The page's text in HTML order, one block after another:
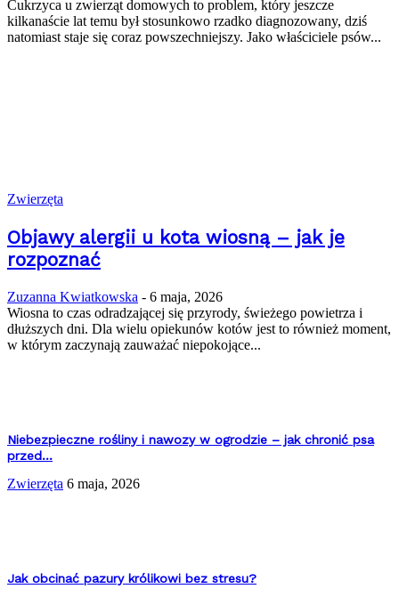
Cukrzyca u zwierząt domowych to problem, który jeszcze
kilkanaście lat temu był stosunkowo rzadko diagnozowany, dziś
natomiast staje się coraz powszechniejszy. Jako właściciele psów...
Zwierzęta
Objawy alergii u kota wiosną – jak je
rozpoznać
Zuzanna Kwiatkowska - 6 maja, 2026
Wiosna to czas odradzającej się przyrody, świeżego powietrza i
dłuższych dni. Dla wielu opiekunów kotów jest to również moment,
w którym zaczynają zauważać niepokojące...
Niebezpieczne rośliny i nawozy w ogrodzie – jak chronić psa
przed...
Zwierzęta 6 maja, 2026
Jak obcinać pazury królikowi bez stresu?